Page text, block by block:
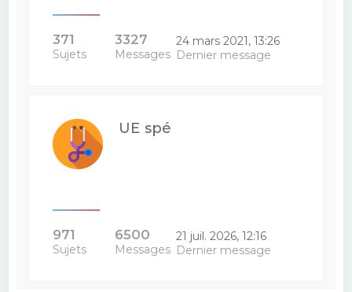
371
Sujets
3327
Messages
24 mars 2021, 13:26
Dernier message
UE spé
971
Sujets
6500
Messages
21 juil. 2026, 12:16
Dernier message